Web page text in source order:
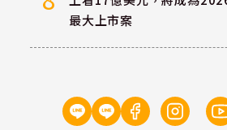
最大上市案